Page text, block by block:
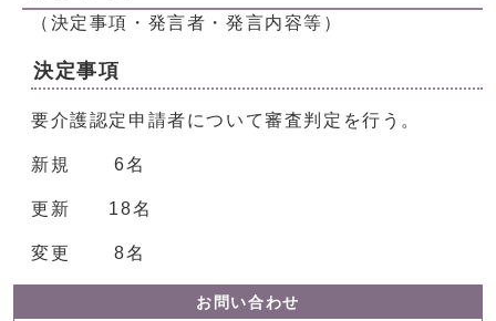
（決定事項・発言者・発言内容等）
決定事項
要介護認定申請者について審査判定を行う。
新規 6名
更新 18名
変更 8名
お問い合わせ